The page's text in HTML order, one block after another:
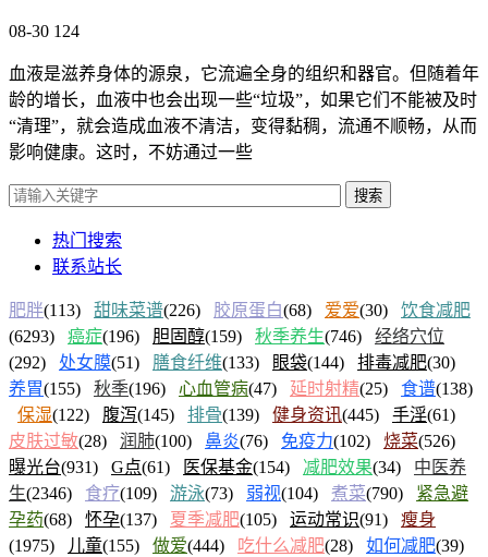
08-30 124
血液是滋养身体的源泉，它流遍全身的组织和器官。但随着年
龄的增长，血液中也会出现一些“垃圾”，如果它们不能被及时
“清理”，就会造成血液不清洁，变得黏稠，流通不顺畅，从而
影响健康。这时，不妨通过一些
搜索
热门搜索
联系站长
肥胖(113) 甜味菜谱(226) 胶原蛋白(68) 爱爱(30) 饮食减肥
(6293) 癌症(196) 胆固醇(159) 秋季养生(746) 经络穴位
(292) 处女膜(51) 膳食纤维(133) 眼袋(144) 排毒减肥(30)
养胃(155) 秋季(196) 心血管病(47) 延时射精(25) 食谱(138)
保湿(122) 腹泻(145) 排骨(139) 健身资讯(445) 手淫(61)
皮肤过敏(28) 润肺(100) 鼻炎(76) 免疫力(102) 烧菜(526)
曝光台(931) G点(61) 医保基金(154) 减肥效果(34) 中医养
生(2346) 食疗(109) 游泳(73) 弱视(104) 煮菜(790) 紧急避
孕药(68) 怀孕(137) 夏季减肥(105) 运动常识(91) 瘦身
(1975)
儿童(155) 做爱(444) 吃什么减肥(28) 如何减肥(39)